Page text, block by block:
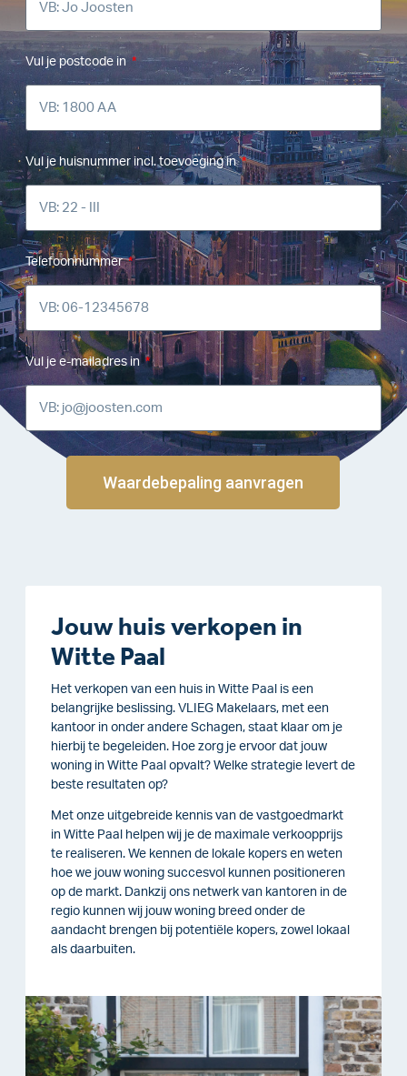
Vul je postcode in
Vul je huisnummer incl. toevoeging in
Telefoonnummer
Vul je e-mailadres in
Waardebepaling aanvragen
Jouw huis verkopen in
Witte Paal
Het verkopen van een huis in Witte Paal is een
belangrijke beslissing. VLIEG Makelaars, met een
kantoor in onder andere Schagen, staat klaar om je
hierbij te begeleiden. Hoe zorg je ervoor dat jouw
woning in Witte Paal opvalt? Welke strategie levert de
beste resultaten op?
Met onze uitgebreide kennis van de vastgoedmarkt
in Witte Paal helpen wij je de maximale verkoopprijs
te realiseren. We kennen de lokale kopers en weten
hoe we jouw woning succesvol kunnen positioneren
op de markt. Dankzij ons netwerk van kantoren in de
regio kunnen wij jouw woning breed onder de
aandacht brengen bij potentiële kopers, zowel lokaal
als daarbuiten.